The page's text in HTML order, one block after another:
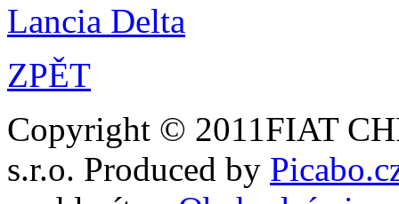
Lancia Delta
ZPĚT
Copyright © 2011FIAT
s.r.o. Produced by